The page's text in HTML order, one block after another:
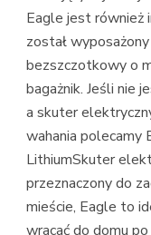
Eagle jest również
został
bezszczotkowy o
bagażnik. Jeśli nie
a skuter
wahania polecamy
LithiumSkuter
przeznaczony do
mieście, Eagle to
wracać do domu